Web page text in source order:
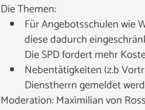
Die Themen:
Für Angebotsschulen wie
diese dadurch
Die SPD fordert mehr
Nebentätigkeiten (z.b
Dienstherrn gemeldet
Moderation: Maximilian von